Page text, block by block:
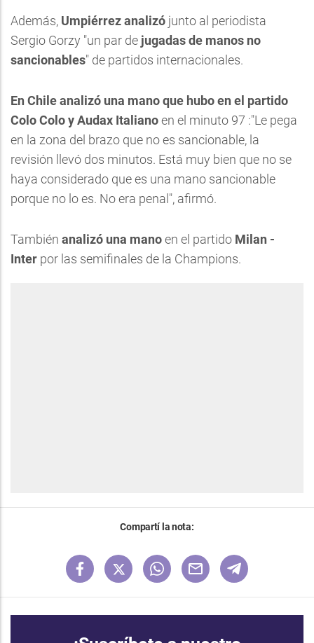
Además, Umpiérrez analizó junto al periodista
Sergio Gorzy "un par de jugadas de manos no
sancionables" de partidos internacionales.
En Chile analizó una mano que hubo en el partido
Colo Colo y Audax Italianoen el minuto 97 :"Le pega
en la zona del brazo que no es sancionable, la
revisión llevó dos minutos. Está muy bien que no se
haya considerado que es una mano sancionable
porque no lo es. No era penal", afirmó.
También analizó una manoen el partido Milan -
Inter por las semifinales de la Champions.
Compartí la nota: